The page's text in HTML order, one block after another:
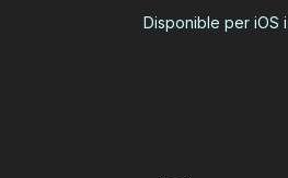
Disponible per iOS